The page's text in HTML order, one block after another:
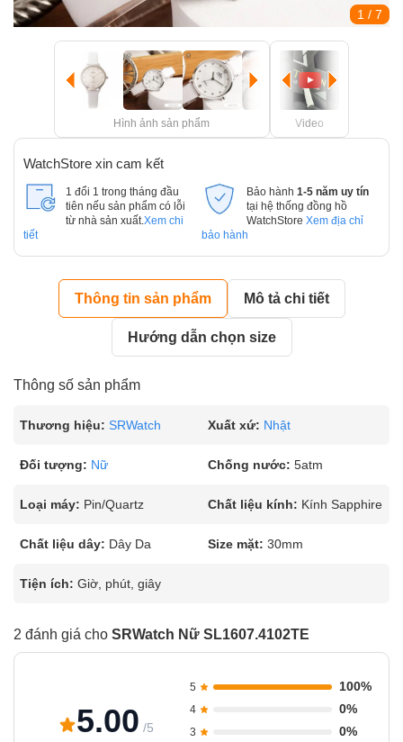
1 / 7
Hình ảnh sản phẩm Video
WatchStore xin cam kết
1 đổi 1 trong tháng đầu
tiên nếu sản phẩm có lỗi
từ nhà sản xuất. Xem chi
tiết
Bảo hành 1-5 năm uy tín
tại hệ thống đồng hồ
WatchStore Xem địa chỉ
bảo hành
Thông tin sản phẩm Mô tả chi tiết
Hướng dẫn chọn size
Thông số sản phẩm
Thương hiệu: SRWatch Xuất xứ: Nhật
Đối tượng: Nữ Chống nước: 5atm
Loại máy: Pin/Quartz Chất liệu kính: Kính Sapphire
Chất liệu dây: Dây Da Size mặt: 30mm
Tiện ích: Giờ, phút, giây
2 đánh giá cho SRWatch Nữ SL1607.4102TE
5.00 /5
5 100%
4 0%
3 0%